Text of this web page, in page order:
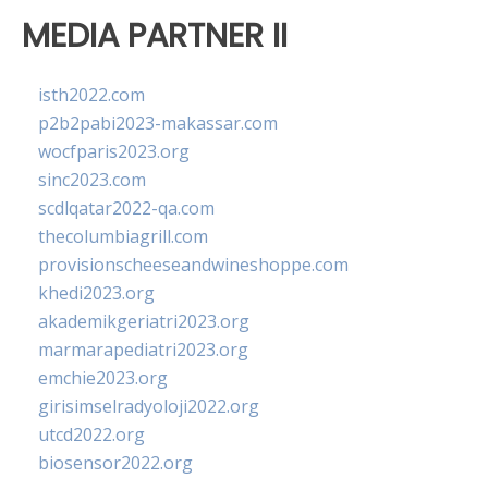
MEDIA PARTNER II
isth2022.com
p2b2pabi2023-makassar.com
wocfparis2023.org
sinc2023.com
scdlqatar2022-qa.com
thecolumbiagrill.com
provisionscheeseandwineshoppe.com
khedi2023.org
akademikgeriatri2023.org
marmarapediatri2023.org
emchie2023.org
girisimselradyoloji2022.org
utcd2022.org
biosensor2022.org